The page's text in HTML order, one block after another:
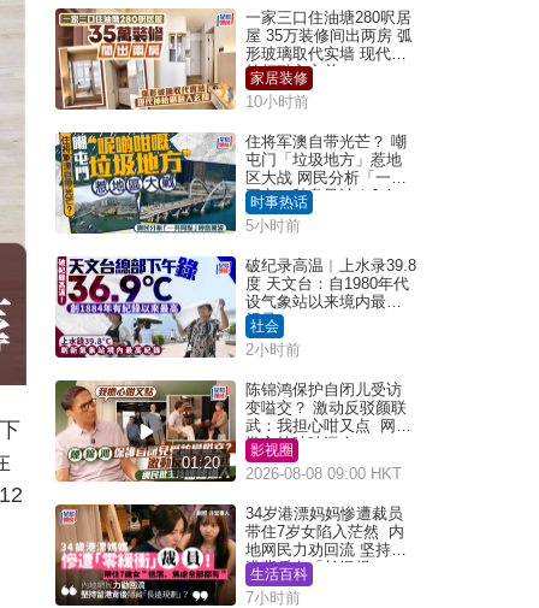
一家三口住油塘280呎居
屋 35万装修间出两房 弧
形玻璃取代实墙 现代神
枱柜融入玄关
家居装修
10小时前
住将军澳自带光芒？ 嘲
屯门「垃圾地方」惹地
区大战 网民分析「一共
同点」秒息风波｜Juicy
叮
时事热话
5小时前
破纪录高温︱上水录39.8
度 天文台：自1980年代
设气象站以来境内最高
纪录
社会
2小时前
01:20
陈锦鸿保护自闭儿受访
变嗌交？ 激动反驳颜联
武：我担心咁又点 网民
批主持咄咄逼人
影视圈
2026-08-08 09:00 HKT
34岁港漂妈妈惨遭裁员
带住7岁女陷入茫然 内
地网民力劝回流 坚持留
港背后有「长远规
划」？
生活百科
7小时前